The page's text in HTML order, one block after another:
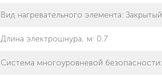
Вид нагревательного элемента: Закрытый
Длина электрошнура, м: 0.7
Система многоуровневой безопасности: